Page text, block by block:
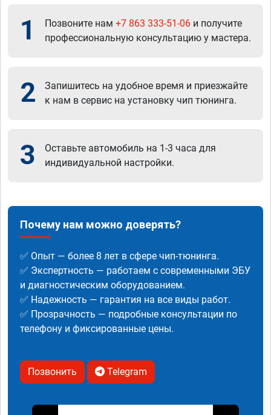
1 Позвоните нам +7 863 333-51-06 и получите
профессиональную консультацию у мастера.
2
Запишитесь на удобное время и приезжайте
к нам в сервис на установку чип тюнинга.
3
Оставьте автомобиль на 1-3 часа для
индивидуальной настройки.
Почему нам можно доверять?
✅ Опыт — более 8 лет в сфере чип-тюнинга.
✅ Экспертность — работаем с современными ЭБУ
и диагностическим оборудованием.
✅ Надежность — гарантия на все виды работ.
✅ Прозрачность — подробные консультации по
телефону и фиксированные цены.
Позвонить Telegram